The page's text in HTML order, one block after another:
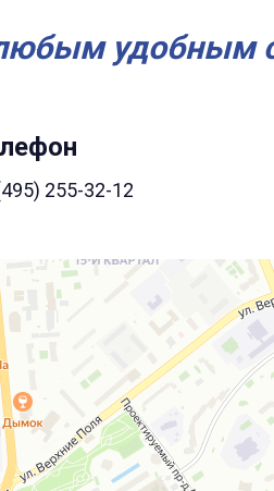
удобным
255-32-12